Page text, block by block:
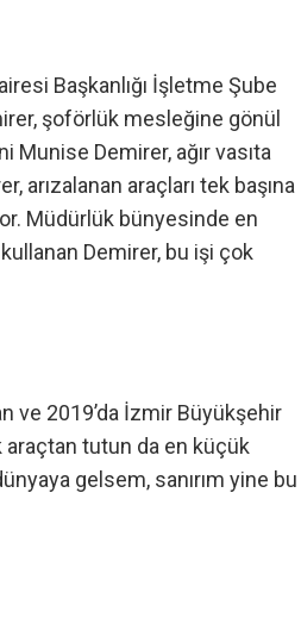
Başkanlığı İşletme Şube
şoförlük mesleğine gönül
Demirer, ağır vasıta
arızalanan araçları tek başına
Müdürlük bünyesinde en
Demirer, bu işi çok
ve 2019’da İzmir Büyükşehir
araçtan tutun da en küçük
gelsem, sanırım yine bu